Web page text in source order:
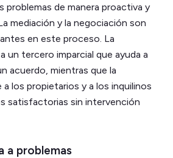
problemas de manera proactiva y
mediación y la negociación son
en este proceso. La
un tercero imparcial que ayuda a
acuerdo, mientras que la
los propietarios y a los inquilinos
satisfactorias sin intervención
a problemas